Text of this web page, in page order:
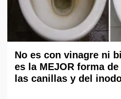
No es con vinagre ni
es la MEJOR forma
las canillas y del